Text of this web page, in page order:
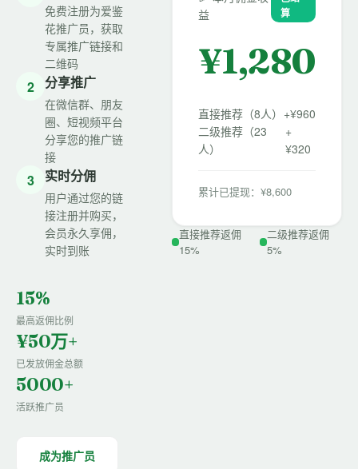
免费注册为爱鉴
花推广员，获取
专属推广链接和
二维码
2 分享推广
在微信群、朋友
圈、短视频平台
分享您的推广链
接
3 实时分佣
用户通过您的链
接注册并购买，
会员永久享佣，
实时到账
15%
最高返佣比例
¥50万+
已发放佣金总额
5000+
活跃推广员
成为推广员
益
算
¥1,280
直接推荐（8人） +¥960
二级推荐（23
人）
+
¥320
累计已提现：¥8,600
直接推荐返佣
15%
二级推荐返佣
5%